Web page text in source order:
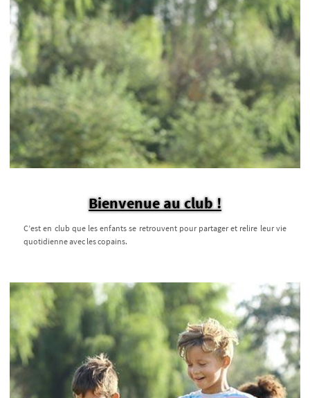
Bienvenue au club !
C’est en club que les enfants se retrouvent pour partager et relire leur vie
quotidienne avec les copains.